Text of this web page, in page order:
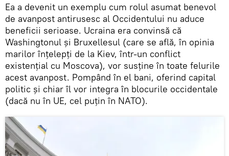
Ea a devenit un exemplu cum rolul asumat benevol
de avanpost antirusesc al Occidentului nu aduce
beneficii serioase. Ucraina era convinsă că
Washingtonul și Bruxellesul (care se află, în opinia
marilor înțelepți de la Kiev, într-un conflict
existențial cu Moscova), vor susține în toate felurile
acest avanpost. Pompând în el bani, oferind capital
politic și chiar îl vor integra în blocurile occidentale
(dacă nu în UE, cel puțin în NATO).